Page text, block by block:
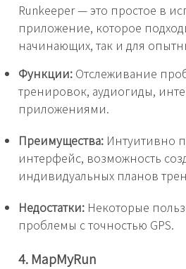
Runkeeper — это простое в
приложение, которое
начинающих, так и для
Функции: Отслеживание
тренировок, аудиогиды,
приложениями.
Преимущества: Интуитивно
интерфейс, возможность
индивидуальных планов
Недостатки: Некоторые
проблемы с точностью GPS.
4. MapMyRun